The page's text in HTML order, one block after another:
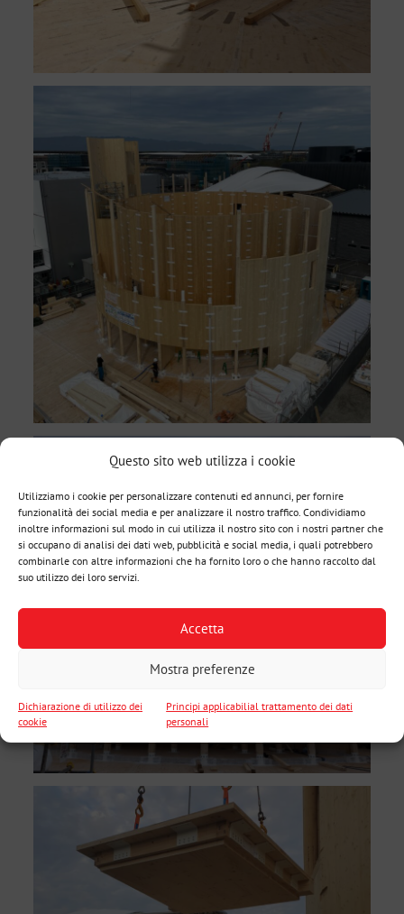
Questo sito web utilizza i cookie
Utilizziamo i cookie per personalizzare contenuti ed annunci, per fornire
funzionalità dei social media e per analizzare il nostro traffico. Condividiamo
inoltre informazioni sul modo in cui utilizza il nostro sito con i nostri partner che
si occupano di analisi dei dati web, pubblicità e social media, i quali potrebbero
combinarle con altre informazioni che ha fornito loro o che hanno raccolto dal
suo utilizzo dei loro servizi.
Accetta
Mostra preferenze
Dichiarazione di utilizzo dei
cookie
Principi applicabilial trattamento dei dati
personali